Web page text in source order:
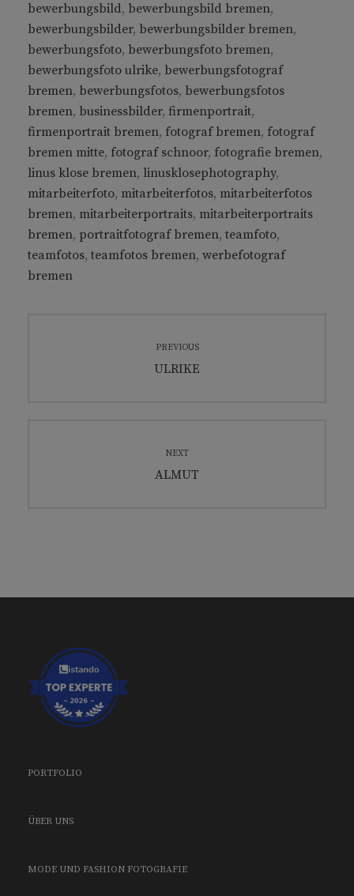
bewerbungsbild, bewerbungsbild bremen,
bewerbungsbilder, bewerbungsbilder bremen,
bewerbungsfoto, bewerbungsfoto bremen,
bewerbungsfoto ulrike, bewerbungsfotograf
bremen, bewerbungsfotos, bewerbungsfotos
bremen, businessbilder, firmenportrait,
firmenportrait bremen, fotograf bremen, fotograf
bremen mitte, fotograf schnoor, fotografie bremen,
linus klose bremen, linusklosephotography,
mitarbeiterfoto, mitarbeiterfotos, mitarbeiterfotos
bremen, mitarbeiterportraits, mitarbeiterportraits
bremen, portraitfotograf bremen, teamfoto,
teamfotos, teamfotos bremen, werbefotograf
bremen
PREVIOUS
Previous
ULRIKE
NEXT
Next
ALMUT
PORTFOLIO
ÜBER UNS
MODE UND FASHION FOTOGRAFIE